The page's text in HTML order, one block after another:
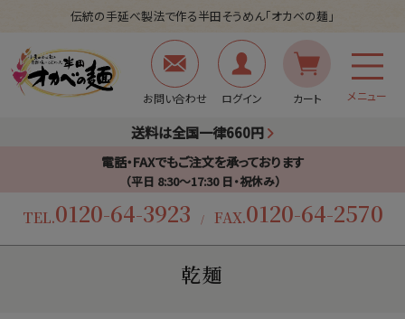
伝統の手延べ製法で作る半田そうめん「オカベの麺」
お問い合わせ ログイン カート メニュー
送料は全国一律660円
電話・FAXでもご注文を承っております
（平日 8:30〜17:30 日・祝休み）
TEL.0120-64-3923 / FAX.0120-64-2570
乾麺